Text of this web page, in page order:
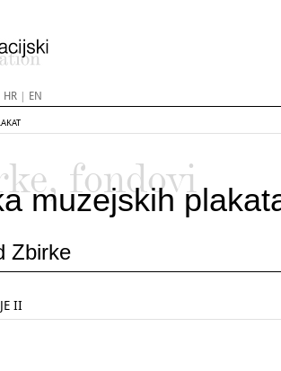
HR| EN
fondovi
muzejskih
Zbirke
II